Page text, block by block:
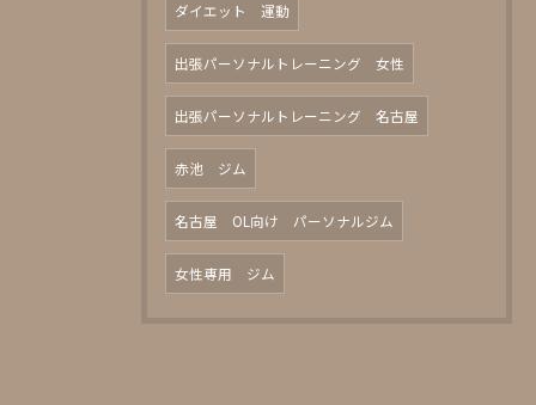
ダイエット 運動
出張パーソナルトレーニング 女性
出張パーソナルトレーニング 名古屋
赤池 ジム
名古屋 OL向け パーソナルジム
女性専用 ジム